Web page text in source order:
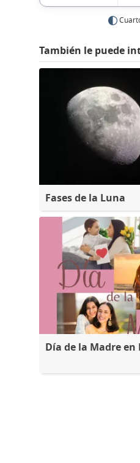
También le puede
Fases de la Luna
Día de la Madre en